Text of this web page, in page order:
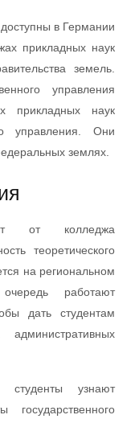
в Германии
прикладных наук
земель.
управления
прикладных наук
управления. Они
землях.
от колледжа
теоретического
на региональном
работают
дать студентам
узнают